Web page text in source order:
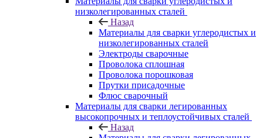
низколегированных сталей
Назад
Материалы для сварки углеродистых и
низколегированных сталей
Электроды сварочные
Проволока сплошная
Проволока порошковая
Прутки присадочные
Флюс сварочный
Материалы для сварки легированных
высокопрочных и теплоустойчивых сталей
Назад